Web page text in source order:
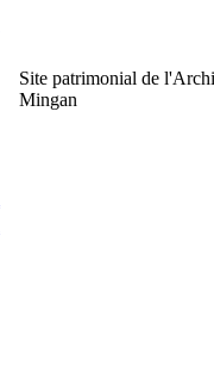
Site patrimonial de
Mingan